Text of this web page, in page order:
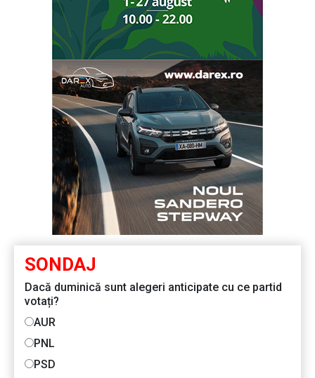
SONDAJ
Dacă duminică sunt alegeri anticipate cu ce partid
votați?
AUR
PNL
PSD